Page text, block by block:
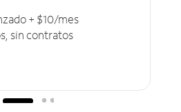
+ $10/mes
sin contratos